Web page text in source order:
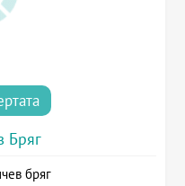
Бряг
бряг